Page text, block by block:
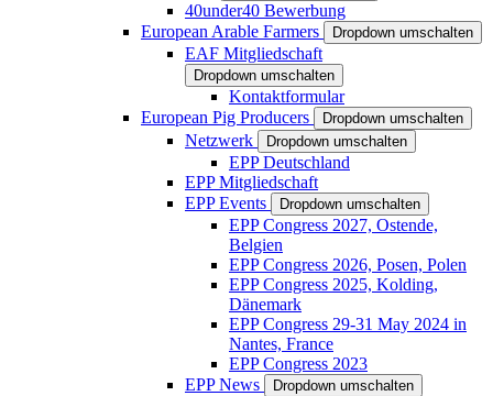
40under40 Bewerbung
European Arable Farmers
Dropdown umschalten
EAF Mitgliedschaft
Dropdown umschalten
Kontaktformular
European Pig Producers
Dropdown umschalten
Netzwerk Dropdown umschalten
EPP Deutschland
EPP Mitgliedschaft
EPP Events
Dropdown umschalten
EPP Congress 2027, Ostende,
Belgien
EPP Congress 2026, Posen, Polen
EPP Congress 2025, Kolding,
Dänemark
EPP Congress 29-31 May 2024 in
Nantes, France
EPP Congress 2023
EPP News
Dropdown umschalten